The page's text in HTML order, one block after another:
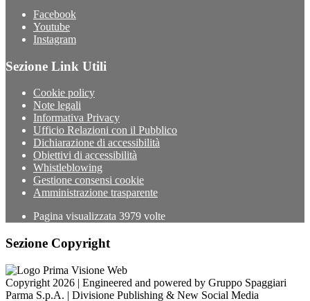
Facebook
Youtube
Instagram
Sezione Link Utili
Cookie policy
Note legali
Informativa Privacy
Ufficio Relazioni con il Pubblico
Dichiarazione di accessibilità
Obiettivi di accessibilità
Whistleblowing
Gestione consensi cookie
Amministrazione trasparente
Pagina visualizzata 3979 volte
Sezione Copyright
Copyright 2026 | Engineered and powered by Gruppo Spaggiari
Parma S.p.A. | Divisione Publishing & New Social Media